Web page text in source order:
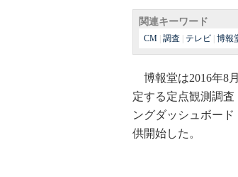
関連キーワード
CM 調査 テレビ 博報
博報堂は2016年8
定する定点観測調
ングダッシュボード
供開始した。